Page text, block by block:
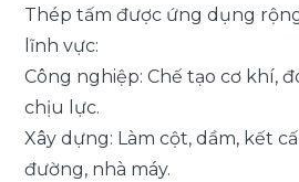
Thép tấm được ứng dụng
lĩnh vực:
Công nghiệp: Chế tạo cơ khí,
chịu lực.
Xây dựng: Làm cột, dầm, kết
đường, nhà máy.